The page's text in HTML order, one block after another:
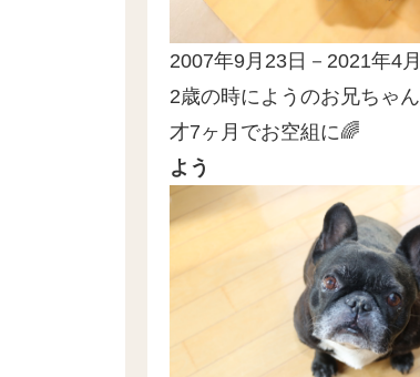
2007年9月23日－2021年4
2歳の時にようのお兄ちゃ
才7ヶ月でお空組に🌈
よう